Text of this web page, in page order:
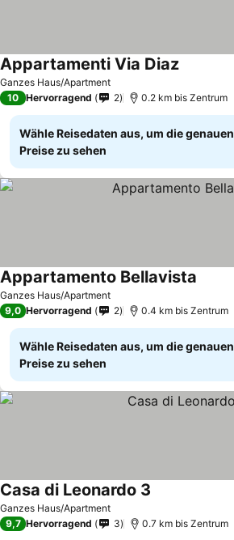
Ganzes Haus/Apartment
Appartamenti Via Diaz
10 Hervorragend 2 0.2 km bis Zentrum
Wähle Reisedaten aus, um die genauen
Preise zu sehen
Ganzes Haus/Apartment
Appartamento Bellavista
9,0 Hervorragend 2 0.4 km bis Zentrum
Wähle Reisedaten aus, um die genauen
Preise zu sehen
Ganzes Haus/Apartment
Casa di Leonardo 3
9,7 Hervorragend 3 0.7 km bis Zentrum